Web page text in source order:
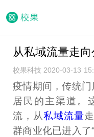
从私域流量走
校果科技 2020-03-13
疫情期间，传统门
居民的主渠道。
流，从私域流量
群商业化已进入了